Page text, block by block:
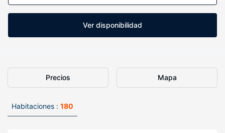
Ver disponibilidad
Precios Mapa
Habitaciones : 180